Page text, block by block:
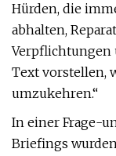
Hürden, die
abhalten,
Verpflichtungen
Text vorstellen,
umzukehren.“
In einer Frage-
Briefings